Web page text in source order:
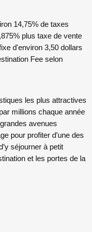
14,75% de taxes
plus taxe de vente
d'environ 3,50 dollars
Fee selon
les plus attractives
millions chaque année
avenues
pour profiter d’une des
séjourner à petit
et les portes de la